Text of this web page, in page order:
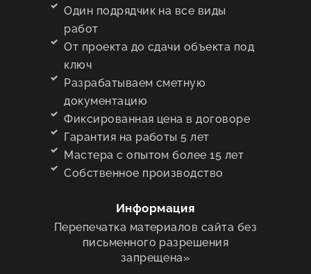
Один подрядчик на все виды
работ
От проекта до сдачи объекта под
ключ
Разрабатываем сметную
документацию
Фиксированная цена в договоре
Гарантия на работы 5 лет
Мастера с опытом более 15 лет
Собственное производство
Информация
Перепечатка материалов сайта без
письменного разрешения
запрещена»